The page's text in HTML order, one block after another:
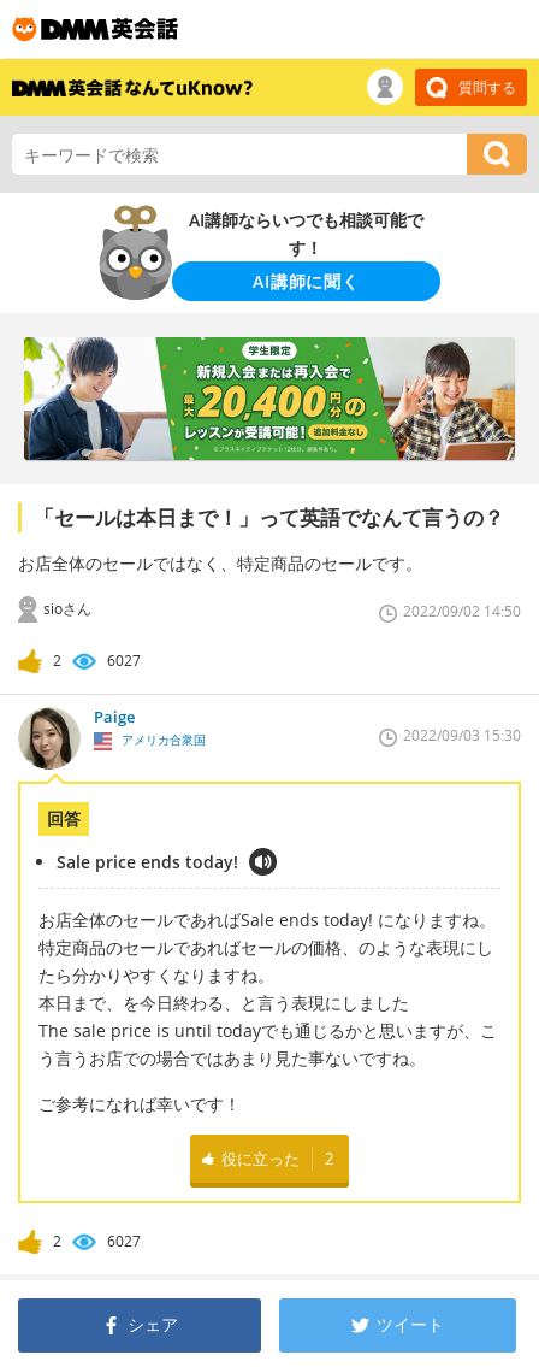
質問する
AI講師ならいつでも相談可能で
す！
AI講師に聞く
「セールは本日まで！」って英語でなんて言うの？
お店全体のセールではなく、特定商品のセールです。
sioさん 2022/09/02 14:50
2 6027
Paige
アメリカ合衆国 2022/09/03 15:30
回答
Sale price ends today!
お店全体のセールであればSale ends today! になりますね。
特定商品のセールであればセールの価格、のような表現にし
たら分かりやすくなりますね。
本日まで、を今日終わる、と言う表現にしました
The sale price is until todayでも通じるかと思いますが、こ
う言うお店での場合ではあまり見た事ないですね。
ご参考になれば幸いです！
役に立った 2
2 6027
シェア ツイート